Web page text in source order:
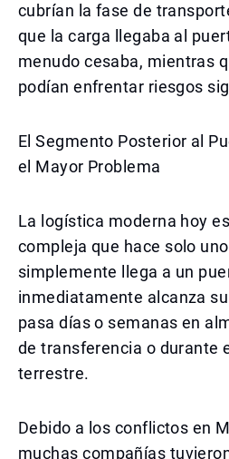
cubrían la fase de
que la carga llegaba al
menudo cesaba, mientras
podían enfrentar riesgos
El Segmento Posterior al
el Mayor Problema
La logística moderna hoy
compleja que hace solo
simplemente llega a un
inmediatamente alcanza
pasa días o semanas en
de transferencia o durante
terrestre.
Debido a los conflictos en
muchas compañías